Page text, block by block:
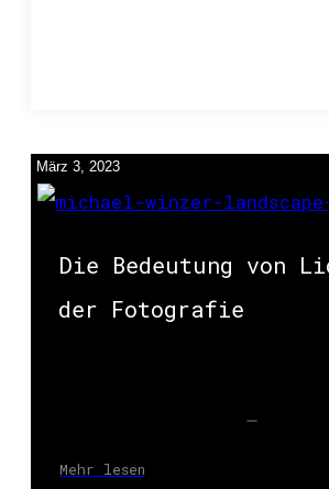
März 3, 2023
Die Bedeutung von
der Fotografie
Mehr lesen